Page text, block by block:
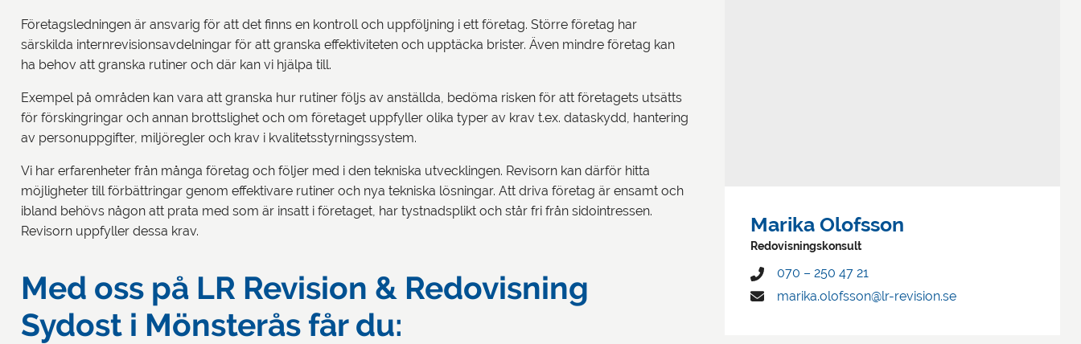
Företagsledningen är ansvarig för att det finns en kontroll och uppföljning i ett företag. Större företag har
särskilda internrevisionsavdelningar för att granska effektiviteten och upptäcka brister. Även mindre företag kan
ha behov att granska rutiner och där kan vi hjälpa till.
Exempel på områden kan vara att granska hur rutiner följs av anställda, bedöma risken för att företagets utsätts
för förskingringar och annan brottslighet och om företaget uppfyller olika typer av krav t.ex. dataskydd, hantering
av personuppgifter, miljöregler och krav i kvalitetsstyrningssystem.
Vi har erfarenheter från många företag och följer med i den tekniska utvecklingen. Revisorn kan därför hitta
möjligheter till förbättringar genom effektivare rutiner och nya tekniska lösningar. Att driva företag är ensamt och
ibland behövs någon att prata med som är insatt i företaget, har tystnadsplikt och står fri från sidointressen.
Revisorn uppfyller dessa krav.
Med oss på LR Revision & Redovisning
Sydost i Mönsterås får du:
Marika Olofsson
Redovisningskonsult
070 – 250 47 21
marika.olofsson@lr-revision.se